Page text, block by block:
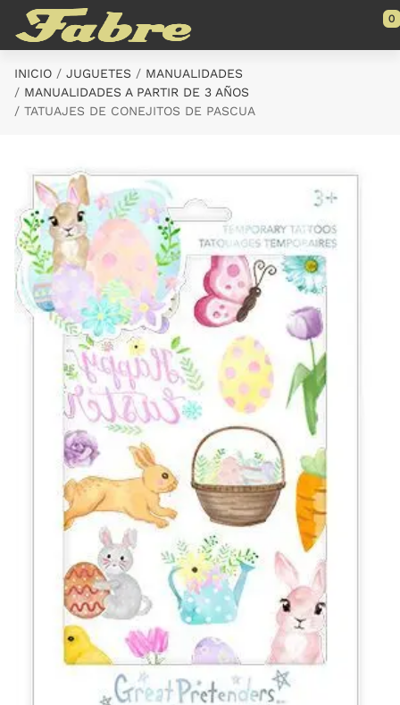
Saltar al contenido principal
0
INICIO JUGUETES
MANUALIDADES
MANUALIDADES A PARTIR DE 3 AÑOS
TATUAJES DE CONEJITOS DE PASCUA